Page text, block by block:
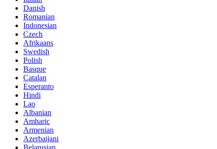
Danish
Romanian
Indonesian
Czech
Afrikaans
Swedish
Polish
Basque
Catalan
Esperanto
Hindi
Lao
Albanian
Amharic
Armenian
Azerbaijani
Belarusian